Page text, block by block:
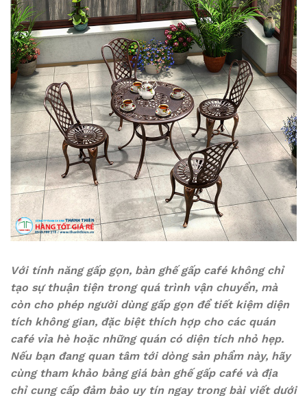
Với tính năng gấp gọn, bàn ghế gấp café không chỉ
tạo sự thuận tiện trong quá trình vận chuyển, mà
còn cho phép người dùng gấp gọn để tiết kiệm diện
tích không gian, đặc biệt thích hợp cho các quán
café vỉa hè hoặc những quán có diện tích nhỏ hẹp.
Nếu bạn đang quan tâm tới dòng sản phẩm này, hãy
cùng tham khảo bảng giá bàn ghế gấp café và địa
chỉ cung cấp đảm bảo uy tín ngay trong bài viết dưới